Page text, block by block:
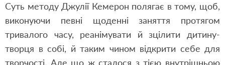
Суть методу Джулії Кемерон полягає в тому, щоб,
виконуючи певні щоденні заняття протягом
тривалого часу, реанімувати й зцілити дитину-
творця в собі, й таким чином відкрити себе для
творчості. Але що ж сталося з тією внутрішньою